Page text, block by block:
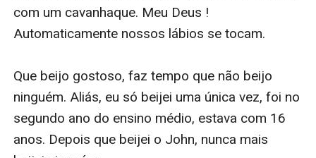
com um cavanhaque. Meu Deus !
Automaticamente nossos lábios se tocam.
Que beijo gostoso, faz tempo que não beijo
ninguém. Aliás, eu só beijei uma única vez, foi no
segundo ano do ensino médio, estava com 16
anos. Depois que beijei o John, nunca mais